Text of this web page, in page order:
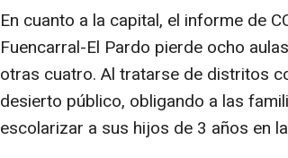
En cuanto a la capital, el informe de
Fuencarral-El Pardo pierde ocho
otras cuatro. Al tratarse de distritos
desierto público, obligando a las
escolarizar a sus hijos de 3 años en